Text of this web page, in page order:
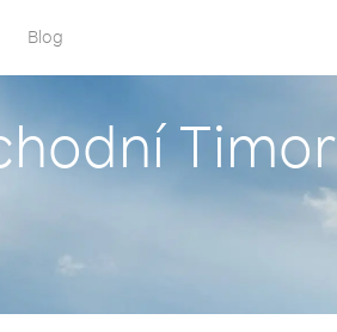
Blog
Timor